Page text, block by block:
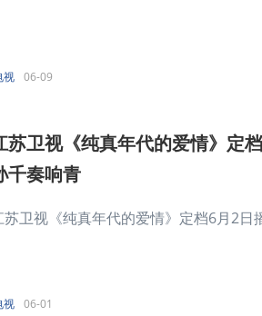
视 06-09
苏卫视《纯真年代的爱情》定
千奏响青
苏卫视《纯真年代的爱情》定档6月2日
视 06-01